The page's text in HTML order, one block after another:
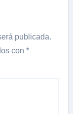
publicada.
con*